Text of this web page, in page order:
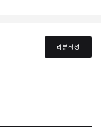
리뷰작성